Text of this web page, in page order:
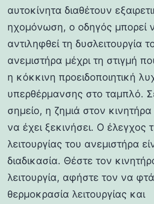
αυτοκίνητα διαθέτουν
ηχομόνωση, ο οδηγός μπορεί
αντιληφθεί τη δυσλειτουργία
ανεμιστήρα μέχρι τη στιγμή
η κόκκινη προειδοποιητική
υπερθέρμανσης στο ταμπλό.
σημείο, η ζημιά στον
να έχει ξεκινήσει. Ο έλεγχος
λειτουργίας του ανεμιστήρα
διαδικασία. Θέστε τον
λειτουργία, αφήστε τον να
θερμοκρασία λειτουργίας και